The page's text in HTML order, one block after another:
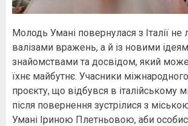
Молодь Умані повернулася з Італії не
валізами вражень, а й із новими
знайомствами та досвідом, який
їхнє майбутнє. Учасники
проєкту, що відбувся в італійському
після повернення зустрілися з
Умані Іриною Плетньовою, аби